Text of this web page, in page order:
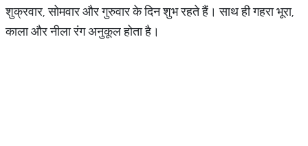
शुक्रवार, सोमवार और गुरुवार के दिन शुभ रहते हैं। साथ ही गहरा भूरा,
काला और नीला रंग अनुकूल होता है।